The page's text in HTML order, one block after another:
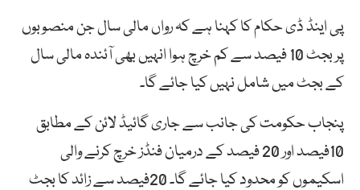
پی اینڈ ڈی حکام کا کہنا ہے کہ رواں مالی سال جن منصوبوں
پر بجٹ 10 فیصد سے کم خرچ ہوا انہیں بھی آئندہ مالی سال
کے بجٹ میں شامل نہیں کیا جائے گا۔
پنجاب حکومت کی جانب سے جاری گائیڈ لائن کے مطابق
10فیصد اور 20 فیصد کے درمیان فنڈز خرچ کرنے والی
اسکیموں کو محدود کیا جائے گا۔ 20فیصد سے زائد کا بجٹ